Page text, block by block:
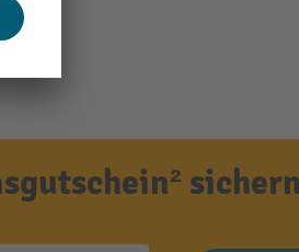
sichern